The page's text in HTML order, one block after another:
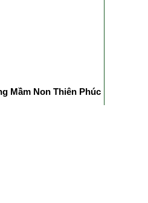
Mầm Non Thiên Phúc